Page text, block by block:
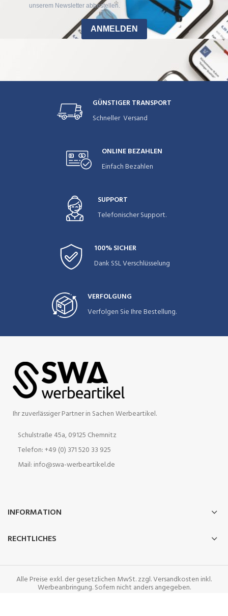
unserem Newsletter abbestellen.
ANMELDEN
GÜNSTIGER TRANSPORT
Schneller Versand
ONLINE BEZAHLEN
Einfach Bezahlen
SUPPORT
Telefonischer Support.
100% SICHER
Dank SSL Verschlüsselung
VERFOLGUNG
Verfolgen Sie Ihre Bestellung.
Ihr zuverlässiger Partner in Sachen Werbeartikel.
Schulstraße 45a, 09125 Chemnitz
Telefon: +49 (0) 371 520 33 925
Mail: info@swa-werbeartikel.de
INFORMATION
RECHTLICHES
Alle Preise exkl. der gesetzlichen MwSt. zzgl. Versandkosten inkl.
Werbeanbringung. Sofern nicht anders angegeben.